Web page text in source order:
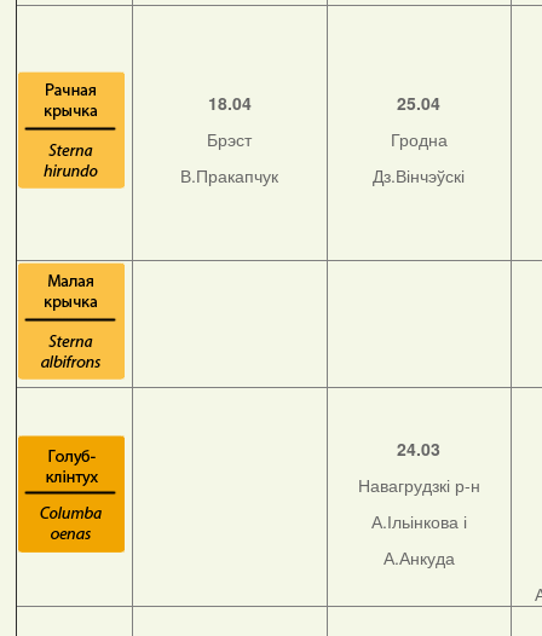
18.04
Брэст
В.Пракапчук
25.04
Гродна
Дз.Вінчэўскі
24.03
Навагрудзкі р-н
А.Ільінкова і
А.Анкуда